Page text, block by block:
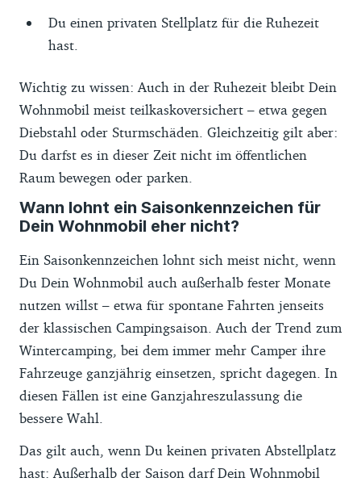
Du einen privaten Stellplatz für die Ruhezeit
hast.
Wichtig zu wissen: Auch in der Ruhezeit bleibt Dein
Wohnmobil meist teilkaskoversichert – etwa gegen
Diebstahl oder Sturmschäden. Gleichzeitig gilt aber:
Du darfst es in dieser Zeit nicht im öffentlichen
Raum bewegen oder parken.
Wann lohnt ein Saisonkennzeichen für
Dein Wohnmobil eher nicht?
Ein Saisonkennzeichen lohnt sich meist nicht, wenn
Du Dein Wohnmobil auch außerhalb fester Monate
nutzen willst – etwa für spontane Fahrten jenseits
der klassischen Campingsaison. Auch der Trend zum
Wintercamping, bei dem immer mehr Camper ihre
Fahrzeuge ganzjährig einsetzen, spricht dagegen. In
diesen Fällen ist eine Ganzjahreszulassung die
bessere Wahl.
Das gilt auch, wenn Du keinen privaten Abstellplatz
hast: Außerhalb der Saison darf Dein Wohnmobil